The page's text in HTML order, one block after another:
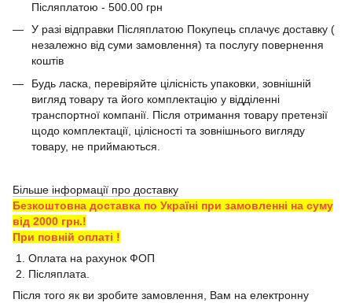
Післяплатою - 500.00 грн
У разі відправки Післяплатою Покупець сплачує доставку (
незалежно від суми замовлення) та послугу повернення
коштів
Будь ласка, перевіряйте цілісність упаковки, зовнішній
вигляд товару та його комплектацію у відділенні
транспортної компанії. Після отримання товару претензії
щодо комплектації, цілісності та зовнішнього вигляду
товару, не приймаються.
Більше інформації про доставку
Безкоштовна доставка по Україні при замовленні на суму
від 2000 грн.!
При повній оплаті !
1. Оплата на рахунок ФОП
2. Післяплата.
Після того як ви зробите замовлення, Вам на електронну